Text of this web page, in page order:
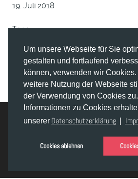
Um unsere Webseite für Sie
gestalten und fortlaufend
können, verwenden wir
weitere Nutzung der Webseite
der Verwendung von Cookies
Informationen zu Cookies
unserer Datenschutzerklärung
Cookies ablehnen
19. Juli 2018
Tags
Film Stills
© Joachim Raaf 2019 -
Gantry 5 Frameworks.